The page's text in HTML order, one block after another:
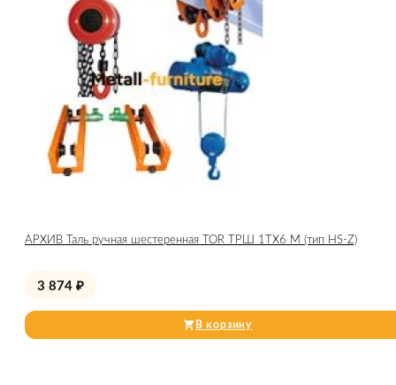
АРХИВ Таль ручная шестеренная TOR ТРШ 1ТХ6 М (тип HS-Z)
3 874 ₽
В корзину